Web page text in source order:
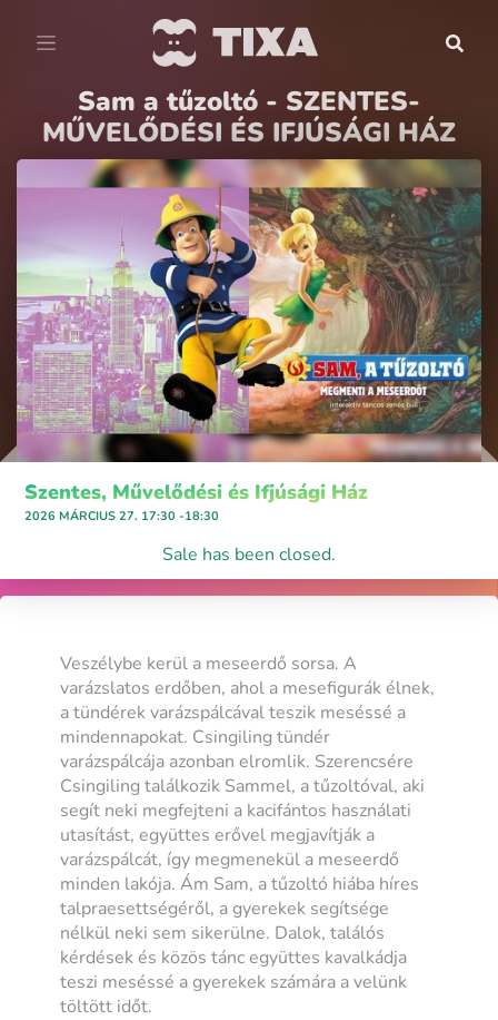
Sam a tűzoltó - SZENTES-
MŰVELŐDÉSI ÉS IFJÚSÁGI HÁZ
Szentes, Művelődési és Ifjúsági Ház
2026 MÁRCIUS 27. 17:30 -18:30
Sale has been closed.
Veszélybe kerül a meseerdő sorsa. A
varázslatos erdőben, ahol a mesefigurák élnek,
a tündérek varázspálcával teszik meséssé a
mindennapokat. Csingiling tündér
varázspálcája azonban elromlik. Szerencsére
Csingiling találkozik Sammel, a tűzoltóval, aki
segít neki megfejteni a kacifántos használati
utasítást, együttes erővel megjavítják a
varázspálcát, így megmenekül a meseerdő
minden lakója. Ám Sam, a tűzoltó hiába híres
talpraesettségéről, a gyerekek segítsége
nélkül neki sem sikerülne. Dalok, találós
kérdések és közös tánc együttes kavalkádja
teszi meséssé a gyerekek számára a velünk
töltött időt.